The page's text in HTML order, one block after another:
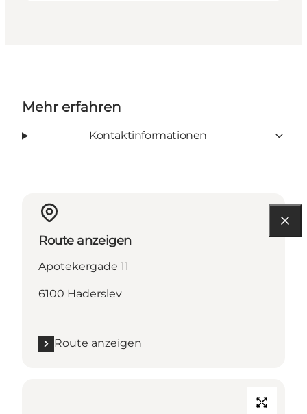
Mehr erfahren
Kontaktinformationen
Route anzeigen
Apotekergade 11
6100 Haderslev
Route anzeigen